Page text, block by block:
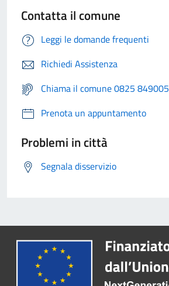
Contatta il comune
Leggi le domande frequenti
Richiedi Assistenza
Chiama il comune 0825 849005
Prenota un appuntamento
Problemi in città
Segnala disservizio